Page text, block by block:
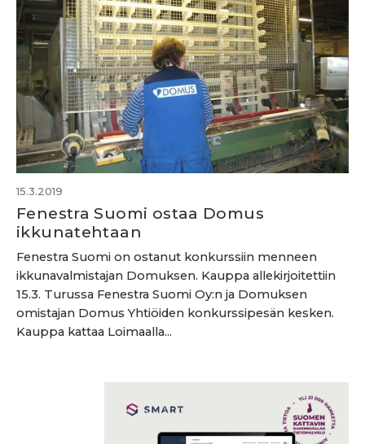
15.3.2019
Fenestra Suomi ostaa Domus
ikkunatehtaan
Fenestra Suomi on ostanut konkurssiin menneen
ikkunavalmistajan Domuksen. Kauppa allekirjoitettiin
15.3. Turussa Fenestra Suomi Oy:n ja Domuksen
omistajan Domus Yhtiöiden konkurssipesän kesken.
Kauppa kattaa Loimaalla...